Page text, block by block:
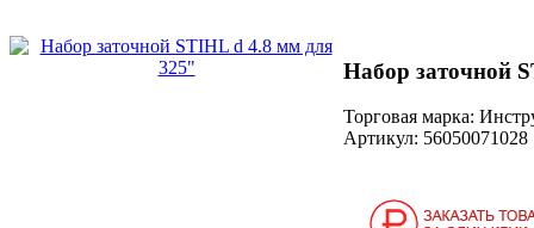
Набор заточной
Торговая марка:
Артикул: 56050071028